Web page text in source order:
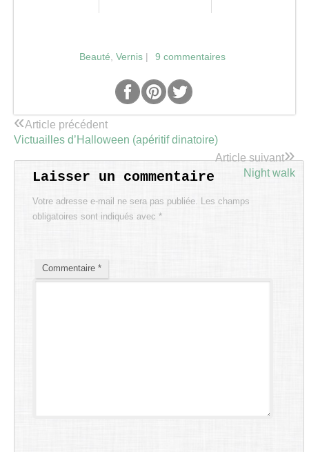
Beauté Vernis | 9 commentaires
«Article précédent
Victuailles d’Halloween (apéritif dinatoire)
Article suivant»
Night walk
Laisser un commentaire
Votre adresse e-mail ne sera pas publiée.
Les champs
obligatoires sont indiqués avec *
Commentaire *